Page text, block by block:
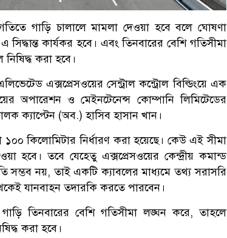
গাড়ি চালালে মামলা দেওয়া হবে বলে ঘোষণা
কার্যকর হবে। এবং তিনবারের বেশি গতিসীমা
করা হবে।
এক্সপ্রেসওয়ের সেন্ট্রাল কন্ট্রোল বিল্ডিংয়ে এক
অপারেশন ও মেইনটেনেন্স কোম্পানি লিমিটেডের
ক্যাপ্টেন (অব.) হাসিব হাসান খান।
১০০ কিলোমিটার নির্ধারণ করা হয়েছে। কেউ এই সীমা
হবে। তবে যেহেতু এক্সপ্রেসওয়ের কেন্দ্রীয় কমান্ড
সম্ভব নয়, তাই একটি ক্যাবলের মাধ্যমে তথ্য সরাসরি
যানবাহন তদারকি করতে পারবেন।
তিনবারের বেশি গতিসীমা লঙ্ঘন করে, তাহলে
করা হবে।